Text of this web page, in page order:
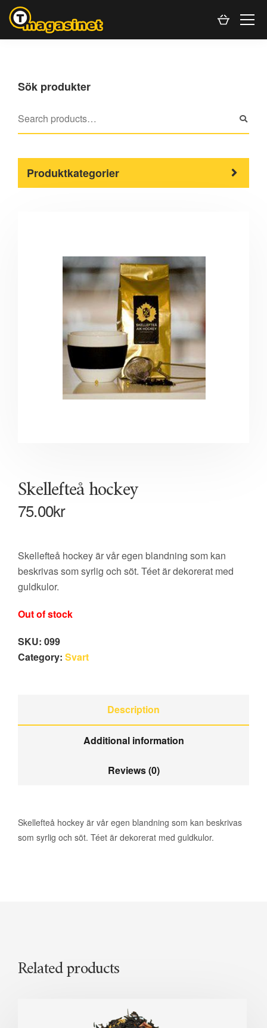
Sök produkter
Produktkategorier
Skellefteå hockey
75.00kr
Skellefteå hockey är vår egen blandning som kan
beskrivas som syrlig och söt. Téet är dekorerat med
guldkulor.
Out of stock
SKU: 099
Category: Svart
Description
Additional information
Reviews (0)
Skellefteå hockey är vår egen blandning som kan beskrivas
som syrlig och söt. Téet är dekorerat med guldkulor.
Related products